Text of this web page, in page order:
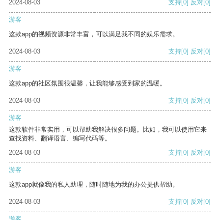
2024-08-03 支持 [0] 反对 [0]
游客
这款app的视频资源非常丰富，可以满足我不同的娱乐需求。
2024-08-03 支持[0] 反对[0]
游客
这款app的社区氛围很温馨，让我能够感受到家的温暖。
2024-08-03 支持[0] 反对[0]
游客
这款软件非常实用，可以帮助我解决很多问题。比如，我可以使用它来
查找资料、翻译语言、编写代码等。
2024-08-03
支持[0] 反对[0]
游客
这款app就像我的私人助理，随时随地为我的办公提供帮助。
2024-08-03 支持[0] 反对[0]